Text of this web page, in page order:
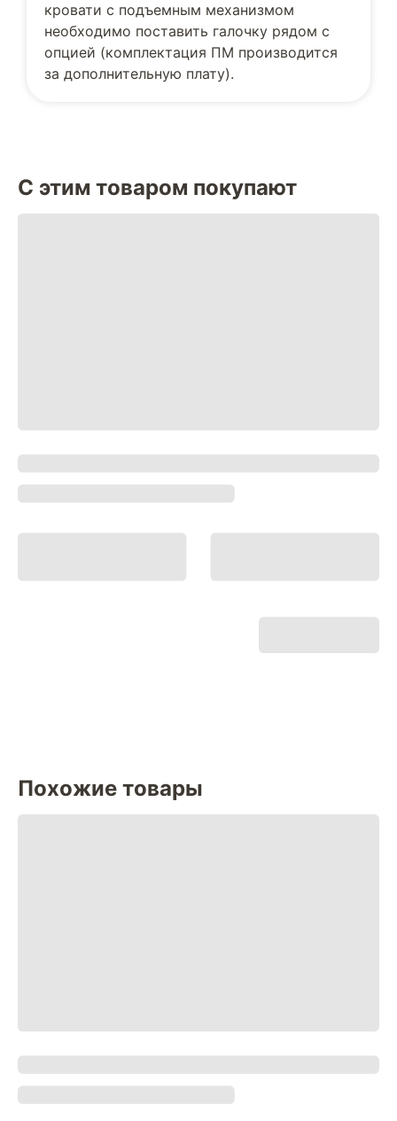
кровати с подъемным механизмом
необходимо поставить галочку рядом с
опцией (комплектация ПМ производится
за дополнительную плату).
С этим товаром покупают
Похожие товары